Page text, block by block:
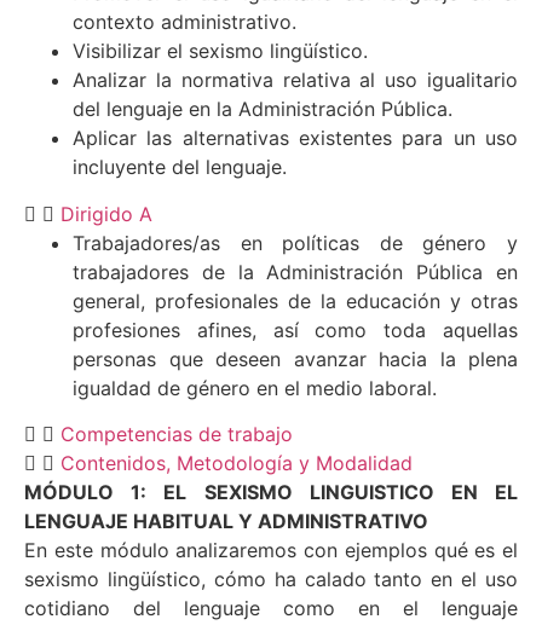
contexto administrativo.
Visibilizar el sexismo lingüístico.
Analizar la normativa relativa al uso igualitario
del lenguaje en la Administración Pública.
Aplicar las alternativas existentes para un uso
incluyente del lenguaje.
Dirigido A
Trabajadores/as en políticas de género y
trabajadores de la Administración Pública en
general, profesionales de la educación y otras
profesiones afines, así como toda aquellas
personas que deseen avanzar hacia la plena
igualdad de género en el medio laboral.
Competencias de trabajo
Contenidos, Metodología y Modalidad
MÓDULO 1: EL SEXISMO LINGUISTICO EN EL
LENGUAJE HABITUAL Y ADMINISTRATIVO
En este módulo analizaremos con ejemplos qué es el
sexismo lingüístico, cómo ha calado tanto en el uso
cotidiano del lenguaje como en el lenguaje